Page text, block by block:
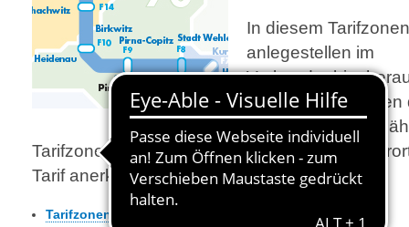
In diesem
anlege­stellen im
Verbundgebiet
auf welchen Fähren
wird und welche
Tarifzonengrenze liegen. Auf der Fähre im
Tarif anerkannt.
Tarifzonenplan mit Elbfähren (PDF, 1,5 MB)